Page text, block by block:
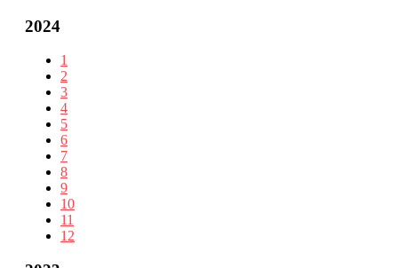
2024
1
2
3
4
5
6
7
8
9
10
11
12